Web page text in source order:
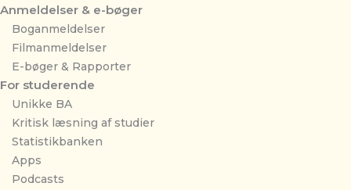
Anmeldelser & e-bøger
Boganmeldelser
Filmanmeldelser
E-bøger & Rapporter
For studerende
Unikke BA
Kritisk læsning af studier
Statistikbanken
Apps
Podcasts